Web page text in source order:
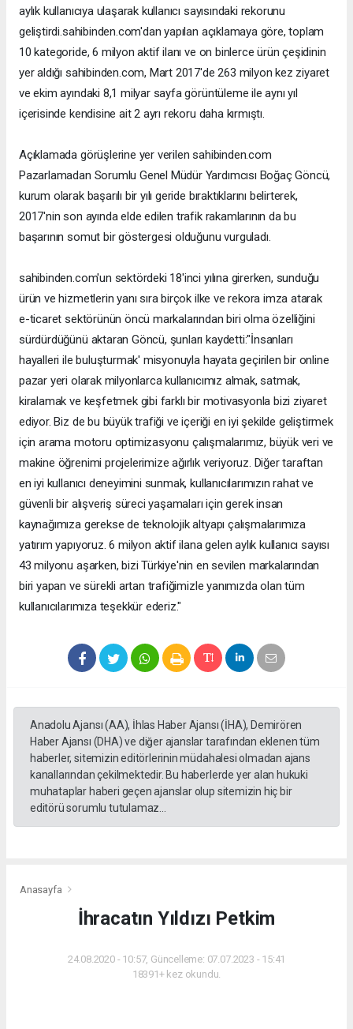
aylık kullanıcıya ulaşarak kullanıcı sayısındaki rekorunu
geliştirdi.sahibinden.com'dan yapılan açıklamaya göre, toplam
10 kategoride, 6 milyon aktif ilanı ve on binlerce ürün çeşidinin
yer aldığı sahibinden.com, Mart 2017'de 263 milyon kez ziyaret
ve ekim ayındaki 8,1 milyar sayfa görüntüleme ile aynı yıl
içerisinde kendisine ait 2 ayrı rekoru daha kırmıştı.
Açıklamada görüşlerine yer verilen sahibinden.com
Pazarlamadan Sorumlu Genel Müdür Yardımcısı Boğaç Göncü,
kurum olarak başarılı bir yılı geride bıraktıklarını belirterek,
2017'nin son ayında elde edilen trafik rakamlarının da bu
başarının somut bir göstergesi olduğunu vurguladı.
sahibinden.com'un sektördeki 18'inci yılına girerken, sunduğu
ürün ve hizmetlerin yanı sıra birçok ilke ve rekora imza atarak
e-ticaret sektörünün öncü markalarından biri olma özelliğini
sürdürdüğünü aktaran Göncü, şunları kaydetti:"İnsanları
hayalleri ile buluşturmak' misyonuyla hayata geçirilen bir online
pazar yeri olarak milyonlarca kullanıcımız almak, satmak,
kiralamak ve keşfetmek gibi farklı bir motivasyonla bizi ziyaret
ediyor. Biz de bu büyük trafiği ve içeriği en iyi şekilde geliştirmek
için arama motoru optimizasyonu çalışmalarımız, büyük veri ve
makine öğrenimi projelerimize ağırlık veriyoruz. Diğer taraftan
en iyi kullanıcı deneyimini sunmak, kullanıcılarımızın rahat ve
güvenli bir alışveriş süreci yaşamaları için gerek insan
kaynağımıza gerekse de teknolojik altyapı çalışmalarımıza
yatırım yapıyoruz. 6 milyon aktif ilana gelen aylık kullanıcı sayısı
43 milyonu aşarken, bizi Türkiye'nin en sevilen markalarından
biri yapan ve sürekli artan trafiğimizle yanımızda olan tüm
kullanıcılarımıza teşekkür ederiz."
Anadolu Ajansı (AA), İhlas Haber Ajansı (İHA), Demirören
Haber Ajansı (DHA) ve diğer ajanslar tarafından eklenen tüm
haberler, sitemizin editörlerinin müdahalesi olmadan ajans
kanallarından çekilmektedir. Bu haberlerde yer alan hukuki
muhataplar haberi geçen ajanslar olup sitemizin hiç bir
editörü sorumlu tutulamaz...
Anasayfa
İhracatın Yıldızı Petkim
24.08.2020 - 10:57, Güncelleme: 07.07.2023 - 15:41
18391+ kez okundu.